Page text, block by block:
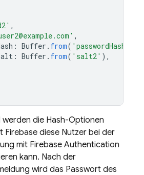
,
,
: Buffer . from( 'passwordHash2'
: Buffer . from( 'salt2' ),
werden die Hash-Optionen
Firebase diese Nutzer bei der
mit Firebase Authentication
kann. Nach der
wird das Passwort des